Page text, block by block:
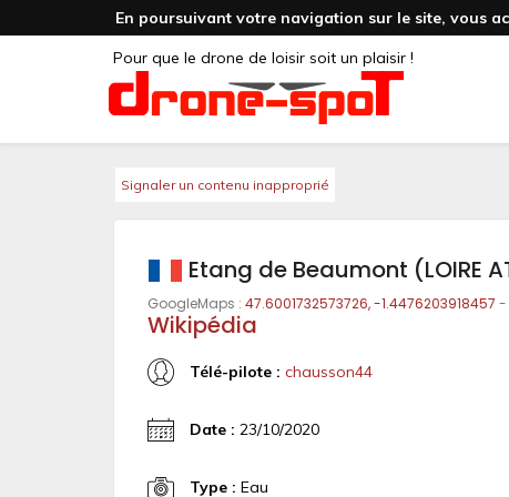
En poursuivant votre navigation sur le site, vous
Pour que le drone de loisir soit un plaisir !
Signaler un contenu inapproprié
Etang de Beaumont (LOIRE
GoogleMaps : 47.6001732573726, -1.4476203918457 -
Wikipédia
Télé-pilote : chausson44
Date : 23/10/2020
Type : Eau